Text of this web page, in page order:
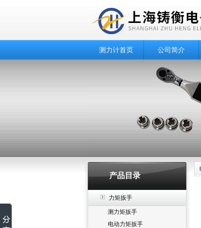
测力计首页 公司简介
产品目录
力矩扳手
测力矩扳手
电动力矩扳手